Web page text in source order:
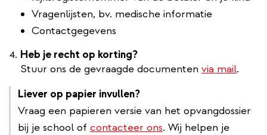
Vragenlijsten, bv. medische informatie
Contactgegevens
Heb je recht op korting?
Stuur ons de gevraagde documenten via mail.
Liever op papier invullen?
Vraag een papieren versie van het opvangdossier
bij je school of contacteer ons. Wij helpen je